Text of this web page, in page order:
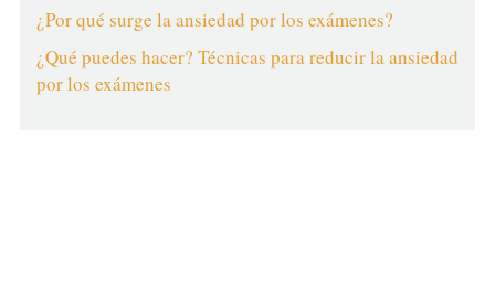
¿Por qué surge la ansiedad por los exámenes?
¿Qué puedes hacer? Técnicas para reducir la ansiedad
por los exámenes